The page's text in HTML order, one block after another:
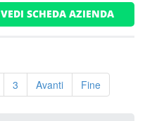
VEDI SCHEDA AZIENDA
3 Avanti Fine